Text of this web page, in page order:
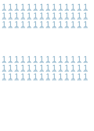
1 1 1 1 1 1 1 1 1 1 1 1 1 1
1 1 1 1 1 1 1 1 1 1 1 1 1 1
1 1 1 1 1 1 1 1 1 1 1 1 1 1
1 1 1 1 1 1 1 1 1 1 1 1 1 1
1 1 1 1 1 1 1 1 1 1 1 1 1 1
1 1 1 1 1 1 1 1 1 1 1 1 1 1